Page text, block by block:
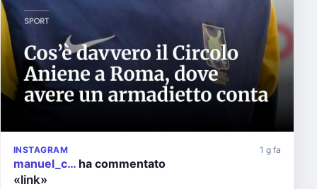
INSTAGRAM 1 g fa
manuel_c… ha commentato
«link»